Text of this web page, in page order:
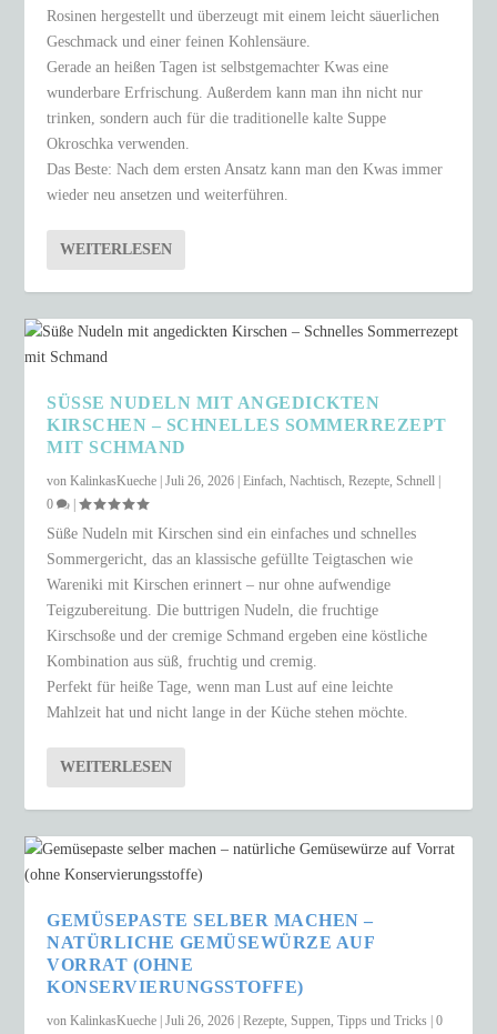
Rosinen hergestellt und überzeugt mit einem leicht säuerlichen
Geschmack und einer feinen Kohlensäure.
Gerade an heißen Tagen ist selbstgemachter Kwas eine
wunderbare Erfrischung. Außerdem kann man ihn nicht nur
trinken, sondern auch für die traditionelle kalte Suppe
Okroschka verwenden.
Das Beste: Nach dem ersten Ansatz kann man den Kwas immer
wieder neu ansetzen und weiterführen.
WEITERLESEN
SÜSSE NUDELN MIT ANGEDICKTEN K
IRSCHEN – SCHNELLES SOMMERREZEPT M
IT SCHMAND
vonKalinkasKueche |Juli 26, 2026 |Einfach,Nachtisch,Rezepte,Schnell
0
|
Süße Nudeln mit Kirschen sind ein einfaches und schnelles
Sommergericht, das an klassische gefüllte Teigtaschen wie
Wareniki mit Kirschen erinnert – nur ohne aufwendige
Teigzubereitung. Die buttrigen Nudeln, die fruchtige
Kirschsoße und der cremige Schmand ergeben eine köstliche
Kombination aus süß, fruchtig und cremig.
Perfekt für heiße Tage, wenn man Lust auf eine leichte
Mahlzeit hat und nicht lange in der Küche stehen möchte.
WEITERLESEN
GEMÜSEPASTE SELBER MACHEN –
NATÜRLICHE GEMÜSEWÜRZE AUF
VORRAT (OHNE
KONSERVIERUNGSSTOFFE)
vonKalinkasKueche |Juli 26, 2026 |Rezepte,Suppen,Tipps und Tricks |0